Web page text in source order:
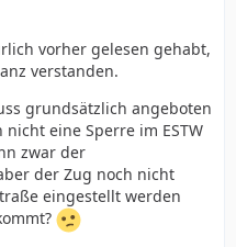
Zug nicht mehr
Erlaubnis als Annahme
zur Klärung beitragen.
vorher gelesen gehabt,
verstanden.
grundsätzlich angeboten
eine Sperre im ESTW
zwar der
der Zug noch nicht
eingestellt werden